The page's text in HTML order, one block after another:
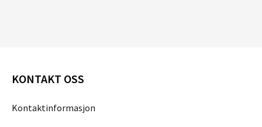
KONTAKT OSS
Kontaktinformasjon